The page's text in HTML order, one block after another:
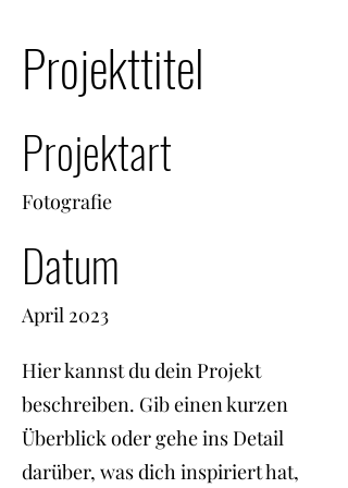
Projekttitel
Projektart
Fotografie
Datum
April 2023
Hier kannst du dein Projekt
beschreiben. Gib einen kurzen
Überblick oder gehe ins Detail
darüber, was dich inspiriert hat,